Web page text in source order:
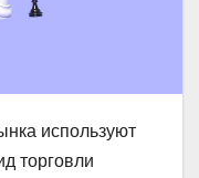
используют
торговли